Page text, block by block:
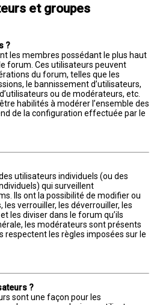
et groupes
?
les membres possédant le plus haut
forum. Ces utilisateurs peuvent
du forum, telles que les
le bannissement d’utilisateurs,
ou de modérateurs, etc.
habilités à modérer l’ensemble des
de la configuration effectuée par le
utilisateurs individuels (ou des
qui surveillent
Ils ont la possibilité de modifier ou
les verrouiller, les déverrouiller, les
les diviser dans le forum qu’ils
les modérateurs sont présents
respectent les règles imposées sur le
?
sont une façon pour les